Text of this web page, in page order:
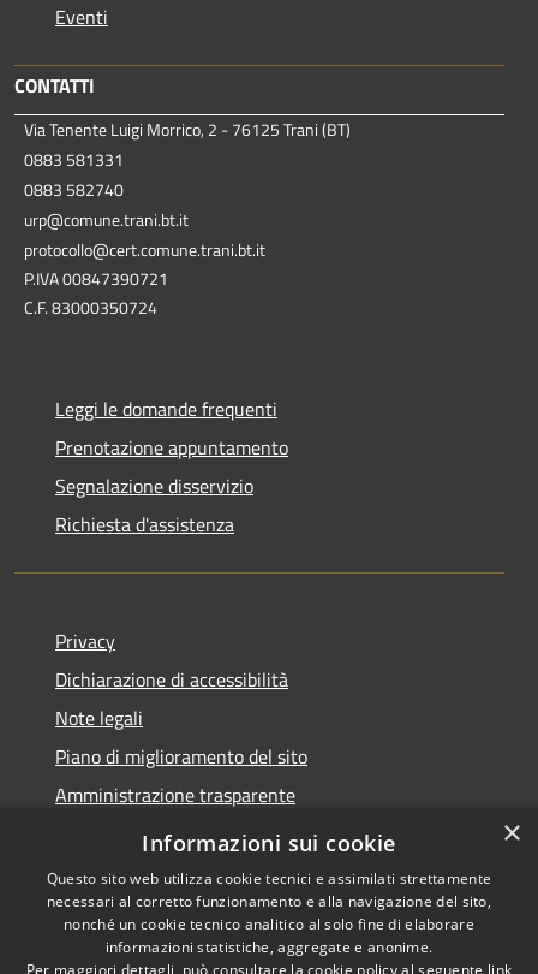
Eventi
CONTATTI
Via Tenente Luigi Morrico, 2 - 76125 Trani (BT)
0883 581331
0883 582740
urp@comune.trani.bt.it
protocollo@cert.comune.trani.bt.it
P.IVA 00847390721
C.F. 83000350724
Leggi le domande frequenti
Prenotazione appuntamento
Segnalazione disservizio
Richiesta d'assistenza
Privacy
Dichiarazione di accessibilità
Note legali
Piano di miglioramento del sito
Amministrazione trasparente
Albo Pretorio
Copyright © 2026 • Comune di
×
Informazioni sui cookie
Questo sito web utilizza cookie tecnici e assimilati strettamente
necessari al corretto funzionamento e alla navigazione del sito,
nonché un cookie tecnico analitico al solo fine di elaborare
informazioni statistiche, aggregate e anonime.
Per maggiori dettagli, può consultare la cookie policy al seguente link